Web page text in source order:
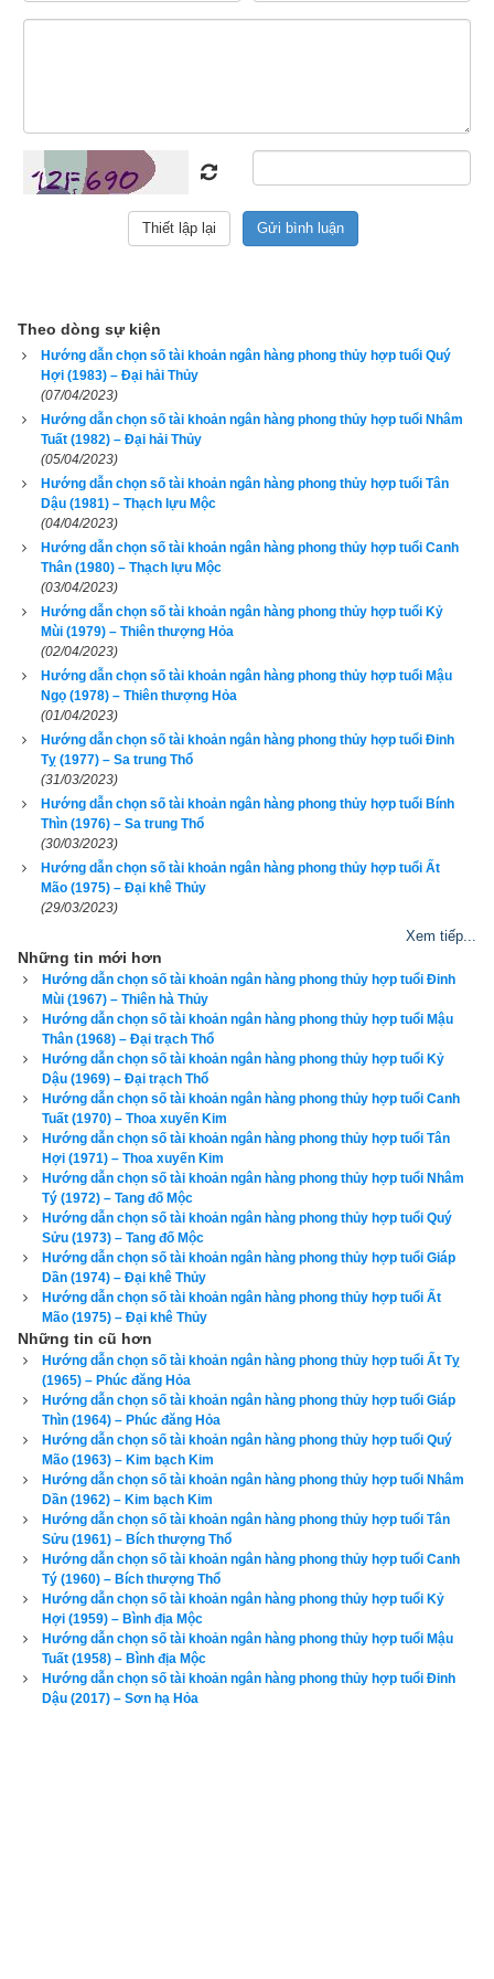
này dùng thì lại thấy vận số càng lúc càng suy, bán đi cho
đến mới là có phong thủy tốt, rồi cuối cùng mới là số tài khoản
đẹp.
1. Hướng dẫn chọn số tài khoản có ngũ hành hợp tuổi
Bính Ngọ (丙午) là kết hợp thứ 43 trong hệ thống đánh số
Chi của người Á Đông. Nó được kết hợp từ
Thiên can Bính
(Số thứ tự 3 - Dương Hỏa) và
Dương Hỏa).
CON THUỒNG LUỒNG, vận số
(Ngựa chạy
trên đường).
Theo bảng tra mệnh cung phi bát trạch
nam có mệnh Số 7 –
Thất Xích – Cung phi là cung Đoài thuộc
nhóm Tây Tứ Trạch (Tây Tứ Mệnh) nên chọn vợ có cung
mệnh Khôn (Số 2), Càn (Số 6), Đoài (số 7), Cấn (số 8) và các
hướng tốt là Đông Bắc, Chính Tây, Tây Bắc, Tây Nam. Tránh
chọn vợ thuộc nhóm Đông Tứ Trạch
có cung mệnh Khảm (Số
1), Chấn (số 3), Tốn (số 4), Ly (Số 9) và các hướng xấu là
Chính Bắc, Chính Đông, Chính Nam, Đông Nam.
Xem chi tiết luận tính cách, bảng cửu cung phi tinh, hướng tốt
xấu, Bảng phối cung phi vợ chồng của mệnh Số 7 – Thất Xích
–
bát trạch cung Đoài qua bài viết sau: “Luận giải phong thủy
người có mệnh bát trạch cung Đoài - Thất Xích (Số 7)
Theo bảng tra mệnh cung phi bát trạch
thì Tuổi Bính Ngọ 1966
nữ có mệnh Số 8 – Bát Bạch
nhóm Tây Tứ Trạch (Tây Tứ Mệnh) nên chọn chồng có cung
mệnh Khôn (Số 2), Càn (Số 6), Đoài (số 7), Cấn (số 8) và các
hướng tốt là Đông Bắc, Chính Tây, Tây Bắc, Tây Nam. Tránh
chọn chồng thuộc nhóm
Đông Tứ Trạch
có cung mệnh Khảm
(Số 1), Chấn (số 3), Tốn (số 4), Ly (Số 9) và các hướng xấu là
Chính Bắc, Chính Đông, Chính Nam, Đông Nam.
Xem chi tiết luận tính cách, bảng cửu cung phi tinh, hướng tốt
xấu, Bảng phối cung phi vợ chồng của mệnh Số 8 – Bát Bạch
–
bát trạch cung Cấn qua bài viết sau: “Luận giải phong thủy
người có mệnh bát trạch cung Cấn - Bát Bạch (Số 8)
Tuổi Bính Ngọ là Con nhà Hắc Ðế - Tân khổ
có ngũ hành niên
mệnh (hay ngũ hành nạp âm
trời). “Thiên” có ý nghĩa là trời, “Hà” là các vì sao, còn “Thủy”
là nước nên Thiên Hà Thủy là nước trên trời, thực tế là nước
mưa từ trên trời rơi xuống.
Theo dòng sự kiện
Hướng dẫn chọn số tài khoản ngân hàng phong thủy hợp tuổi Quý
Hợi (1983) – Đại hải Thủy
(07/04/2023)
Hướng dẫn chọn số tài khoản ngân hàng phong thủy hợp tuổi Nhâm
Tuất (1982) – Đại hải Thủy
(05/04/2023)
Hướng dẫn chọn số tài khoản ngân hàng phong thủy hợp tuổi Tân
Dậu (1981) – Thạch lựu Mộc
(04/04/2023)
Hướng dẫn chọn số tài khoản ngân hàng phong thủy hợp tuổi Canh
Thân (1980) – Thạch lựu Mộc
(03/04/2023)
Hướng dẫn chọn số tài khoản ngân hàng phong thủy hợp tuổi Kỷ
Mùi (1979) – Thiên thượng Hỏa
(02/04/2023)
Hướng dẫn chọn số tài khoản ngân hàng phong thủy hợp tuổi Mậu
Ngọ (1978) – Thiên thượng Hỏa
(01/04/2023)
Hướng dẫn chọn số tài khoản ngân hàng phong thủy hợp tuổi Đinh
Tỵ (1977) – Sa trung Thổ
(31/03/2023)
Hướng dẫn chọn số tài khoản ngân hàng phong thủy hợp tuổi Bính
Thìn (1976) – Sa trung Thổ
(30/03/2023)
Hướng dẫn chọn số tài khoản ngân hàng phong thủy hợp tuổi Ất
Mão (1975) – Đại khê Thủy
(29/03/2023)
Xem tiếp...
Những tin mới hơn
Hướng dẫn chọn số tài khoản ngân hàng phong thủy hợp tuổi Đinh
Mùi (1967) – Thiên hà Thủy
Hướng dẫn chọn số tài khoản ngân hàng phong thủy hợp tuổi Mậu
Thân (1968) – Đại trạch Thổ
Hướng dẫn chọn số tài khoản ngân hàng phong thủy hợp tuổi Kỷ
Dậu (1969) – Đại trạch Thổ
Hướng dẫn chọn số tài khoản ngân hàng phong thủy hợp tuổi Canh
Tuất (1970) – Thoa xuyến Kim
Hướng dẫn chọn số tài khoản ngân hàng phong thủy hợp tuổi Tân
Hợi (1971) – Thoa xuyến Kim
Hướng dẫn chọn số tài khoản ngân hàng phong thủy hợp tuổi Nhâm
Tý (1972) – Tang đố Mộc
Hướng dẫn chọn số tài khoản ngân hàng phong thủy hợp tuổi Quý
Sửu (1973) – Tang đố Mộc
Hướng dẫn chọn số tài khoản ngân hàng phong thủy hợp tuổi Giáp
Dần (1974) – Đại khê Thủy
Hướng dẫn chọn số tài khoản ngân hàng phong thủy hợp tuổi Ất
Mão (1975) – Đại khê Thủy
Những tin cũ hơn
Hướng dẫn chọn số tài khoản ngân hàng phong thủy hợp tuổi Ất Tỵ
(1965) – Phúc đăng Hỏa
Hướng dẫn chọn số tài khoản ngân hàng phong thủy hợp tuổi Giáp
Thìn (1964) – Phúc đăng Hỏa
Hướng dẫn chọn số tài khoản ngân hàng phong thủy hợp tuổi Quý
Mão (1963) – Kim bạch Kim
Hướng dẫn chọn số tài khoản ngân hàng phong thủy hợp tuổi Nhâm
Dần (1962) – Kim bạch Kim
Hướng dẫn chọn số tài khoản ngân hàng phong thủy hợp tuổi Tân
Sửu (1961) – Bích thượng Thổ
Hướng dẫn chọn số tài khoản ngân hàng phong thủy hợp tuổi Canh
Tý (1960) – Bích thượng Thổ
Hướng dẫn chọn số tài khoản ngân hàng phong thủy hợp tuổi Kỷ
Hợi (1959) – Bình địa Mộc
Hướng dẫn chọn số tài khoản ngân hàng phong thủy hợp tuổi Mậu
Tuất (1958) – Bình địa Mộc
Hướng dẫn chọn số tài khoản ngân hàng phong thủy hợp tuổi Đinh
Dậu (2017) – Sơn hạ Hỏa